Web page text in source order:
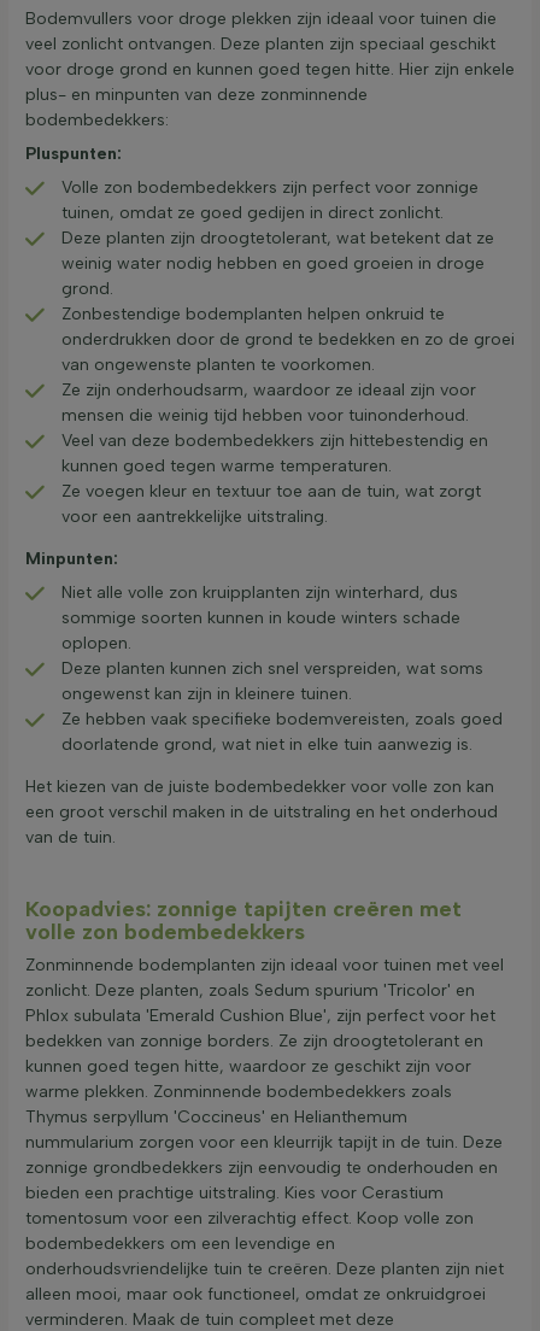
Bodemvullers voor droge plekken zijn ideaal voor tuinen die
veel zonlicht ontvangen. Deze planten zijn speciaal geschikt
voor droge grond en kunnen goed tegen hitte. Hier zijn enkele
plus- en minpunten van deze zonminnende
bodembedekkers:
Pluspunten:
Volle zon bodembedekkers zijn perfect voor zonnige
tuinen, omdat ze goed gedijen in direct zonlicht.
Deze planten zijn droogtetolerant, wat betekent dat ze
weinig water nodig hebben en goed groeien in droge
grond.
Zonbestendige bodemplanten helpen onkruid te
onderdrukken door de grond te bedekken en zo de groei
van ongewenste planten te voorkomen.
Ze zijn onderhoudsarm, waardoor ze ideaal zijn voor
mensen die weinig tijd hebben voor tuinonderhoud.
Veel van deze bodembedekkers zijn hittebestendig en
kunnen goed tegen warme temperaturen.
Ze voegen kleur en textuur toe aan de tuin, wat zorgt
voor een aantrekkelijke uitstraling.
Minpunten:
Niet alle volle zon kruipplanten zijn winterhard, dus
sommige soorten kunnen in koude winters schade
oplopen.
Deze planten kunnen zich snel verspreiden, wat soms
ongewenst kan zijn in kleinere tuinen.
Ze hebben vaak specifieke bodemvereisten, zoals goed
doorlatende grond, wat niet in elke tuin aanwezig is.
Het kiezen van de juiste bodembedekker voor volle zon kan
een groot verschil maken in de uitstraling en het onderhoud
van de tuin.
Koopadvies: zonnige tapijten creëren met
volle zon bodembedekkers
Zonminnende bodemplanten zijn ideaal voor tuinen met veel
zonlicht. Deze planten, zoals Sedum spurium 'Tricolor' en
Phlox subulata 'Emerald Cushion Blue', zijn perfect voor het
bedekken van zonnige borders. Ze zijn droogtetolerant en
kunnen goed tegen hitte, waardoor ze geschikt zijn voor
warme plekken. Zonminnende bodembedekkers zoals
Thymus serpyllum 'Coccineus' en Helianthemum
nummularium zorgen voor een kleurrijk tapijt in de tuin. Deze
zonnige grondbedekkers zijn eenvoudig te onderhouden en
bieden een prachtige uitstraling. Kies voor Cerastium
tomentosum voor een zilverachtig effect. Koop volle zon
bodembedekkers om een levendige en
onderhoudsvriendelijke tuin te creëren. Deze planten zijn niet
alleen mooi, maar ook functioneel, omdat ze onkruidgroei
verminderen. Maak de tuin compleet met deze